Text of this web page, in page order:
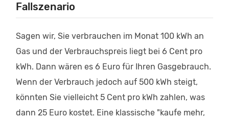
Fallszenario
Sagen wir, Sie verbrauchen im Monat 100 kWh an
Gas und der Verbrauchspreis liegt bei 6 Cent pro
kWh. Dann wären es 6 Euro für Ihren Gasgebrauch.
Wenn der Verbrauch jedoch auf 500 kWh steigt,
könnten Sie vielleicht 5 Cent pro kWh zahlen, was
dann 25 Euro kostet. Eine klassische "kaufe mehr,